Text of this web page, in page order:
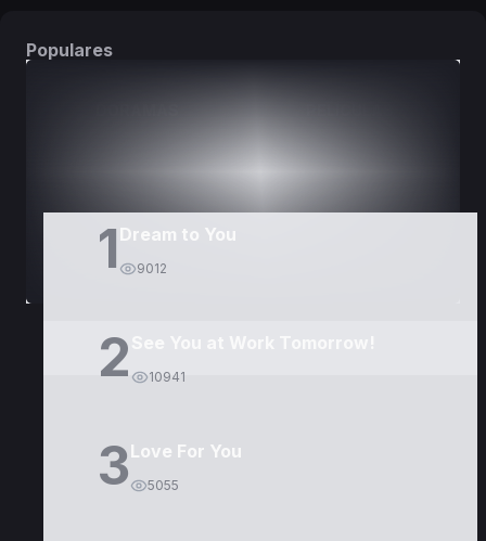
Populares
1 Dream to You
9012
2 10941
3Love For You
5055